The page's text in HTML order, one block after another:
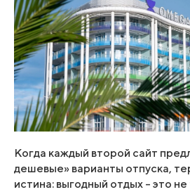
Когда каждый второй сайт
дешевые» варианты отпуска,
истина: выгодный отдых – это